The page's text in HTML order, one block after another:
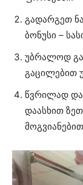
გადარგეთ
ბონუსი –
უბრალოდ
გაცილებით
წვრილად
დაასხით